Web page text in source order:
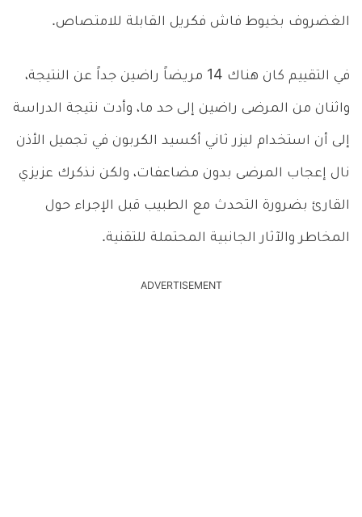
الغضروف بخيوط فاش فكريل القابلة للامتصاص.
في التقييم كان هناك 14 مريضاً راضين جداً عن النتيجة،
واثنان من المرضى راضين إلى حد ما، وأدت نتيجة الدراسة
إلى أن استخدام ليزر ثاني أكسيد الكربون في تجميل الأذن
نال إعجاب المرضى بدون مضاعفات، ولكن نذكرك عزيزي
القارئ بضرورة التحدث مع الطبيب قبل الإجراء حول
المخاطر والآثار الجانبية المحتملة للتقنية.
ADVERTISEMENT